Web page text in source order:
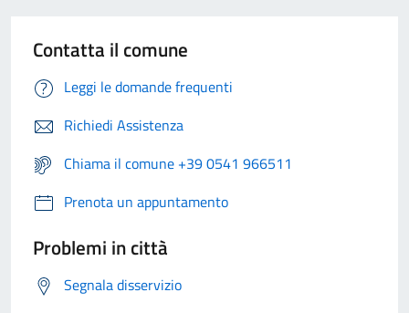
Contatta il comune
Leggi le domande frequenti
Richiedi Assistenza
Chiama il comune +39 0541 966511
Prenota un appuntamento
Problemi in città
Segnala disservizio